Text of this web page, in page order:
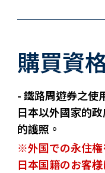
購買資
- 鐵路周遊券之使
日本以外國家的
的護照。
※外国での永住権
日本国籍のお客